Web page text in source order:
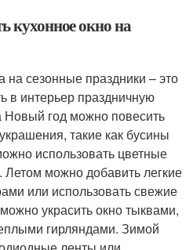
кухонное окно на
на сезонные праздники – это
в интерьер праздничную
год можно повесить
такие как бусины
использовать цветные
можно добавить легкие
или использовать свежие
украсить окно тыквами,
гирляндами. Зимой